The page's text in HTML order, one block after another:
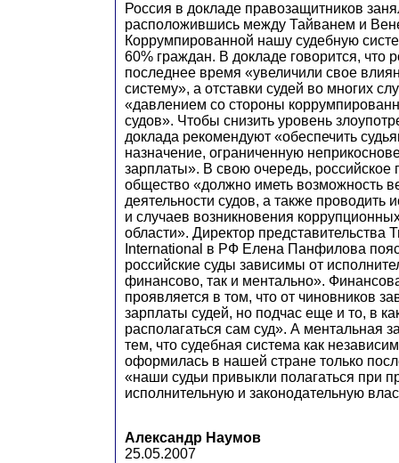
Россия в докладе правозащитников
расположившись между Тайванем и
Коррумпированной нашу судебную
60% граждан. В докладе говорится, что
последнее время «увеличили свое
систему», а отставки судей во многих
«давлением со стороны
судов». Чтобы снизить уровень
доклада рекомендуют «обеспечить
назначение, ограниченную
зарплаты». В свою очередь, российское
общество «должно иметь возможность
деятельности судов, а также проводить
и случаев возникновения
области». Директор представительства
International в РФ Елена Панфилова
российские суды зависимы от
финансово, так и ментально».
проявляется в том, что от чиновников
зарплаты судей, но подчас еще и то, в
располагаться сам суд». А ментальная
тем, что судебная система как
оформилась в нашей стране только
«наши судьи привыкли полагаться при
исполнительную и законодательную
Александр Наумов
25.05.2007